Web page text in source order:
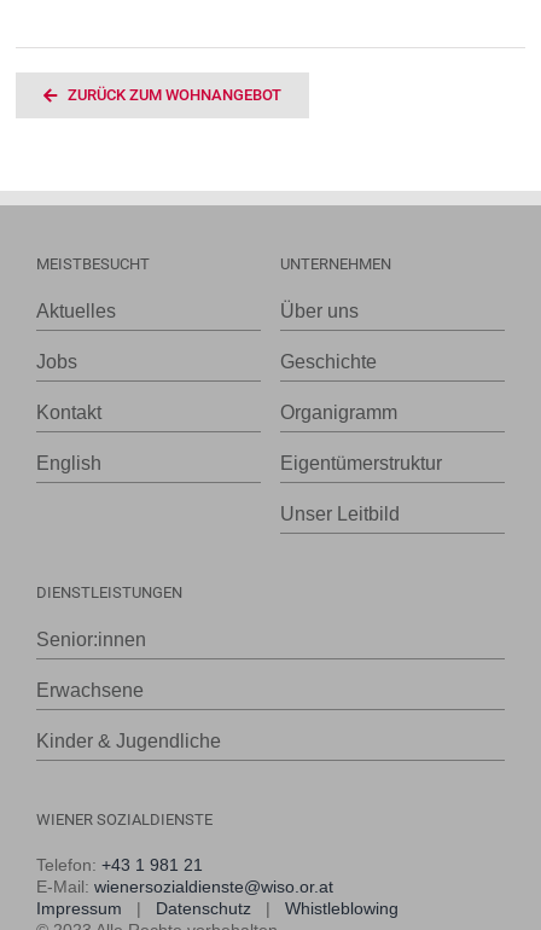
ZURÜCK ZUM WOHNANGEBOT
MEISTBESUCHT
Aktuelles
Jobs
Kontakt
English
DIENSTLEISTUNGEN
Senior:innen
Erwachsene
Kinder & Jugendliche
UNTERNEHMEN
Über uns
Geschichte
Organigramm
Eigentümerstruktur
Unser Leitbild
WIENER SOZIALDIENSTE
Telefon: +43 1 981 21
E-Mail: wienersozialdienste@wiso.or.at
Impressum | Datenschutz | Whistleblowing